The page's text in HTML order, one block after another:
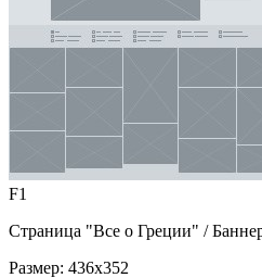
F1
Страница "Все о Греции" /
Размер: 436x352